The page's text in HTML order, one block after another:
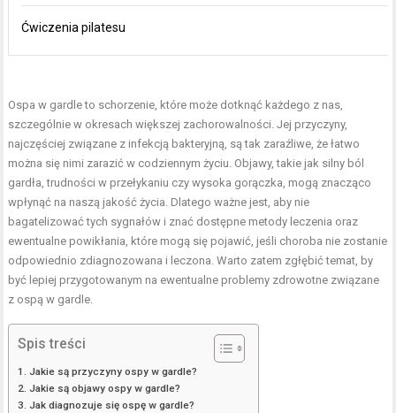
Ćwiczenia pilatesu
Ospa w gardle to schorzenie, które może dotknąć każdego z nas,
szczególnie w okresach większej zachorowalności. Jej przyczyny,
najczęściej związane z infekcją bakteryjną, są tak zaraźliwe, że łatwo
można się nimi zarazić w codziennym życiu. Objawy, takie jak silny ból
gardła, trudności w przełykaniu czy wysoka gorączka, mogą znacząco
wpłynąć na naszą jakość życia. Dlatego ważne jest, aby nie
bagatelizować tych sygnałów i znać dostępne metody leczenia oraz
ewentualne powikłania, które mogą się pojawić, jeśli choroba nie zostanie
odpowiednio zdiagnozowana i leczona. Warto zatem zgłębić temat, by
być lepiej przygotowanym na ewentualne problemy zdrowotne związane
z ospą w gardle.
Spis treści
Jakie są przyczyny ospy w gardle?
Jakie są objawy ospy w gardle?
Jak diagnozuje się ospę w gardle?